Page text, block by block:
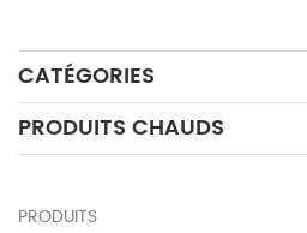
CATÉGORIES
PRODUITS CHAUDS
PRODUITS